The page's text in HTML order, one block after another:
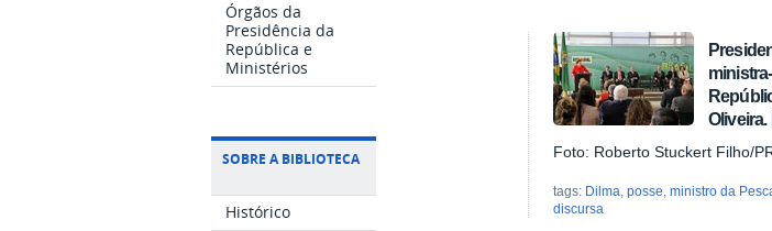
Órgãos da
Presidência da
República e
Ministérios
SOBRE A BIBLIOTECA
Histórico
Oliveira.
Foto: Roberto Stuckert Filho/
tags: Dilma,posse,ministro da
discursa